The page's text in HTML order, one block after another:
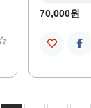
70,000원